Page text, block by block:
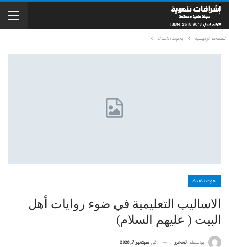
الصفحة الرئيسية بحوث الاعداد
بحوث الاعداد
الاساليب التعليمية في ضوء روايات أهل
البيت ( عليهم السلام)
بواسطة المحرر في سبتمبر 7, 2023